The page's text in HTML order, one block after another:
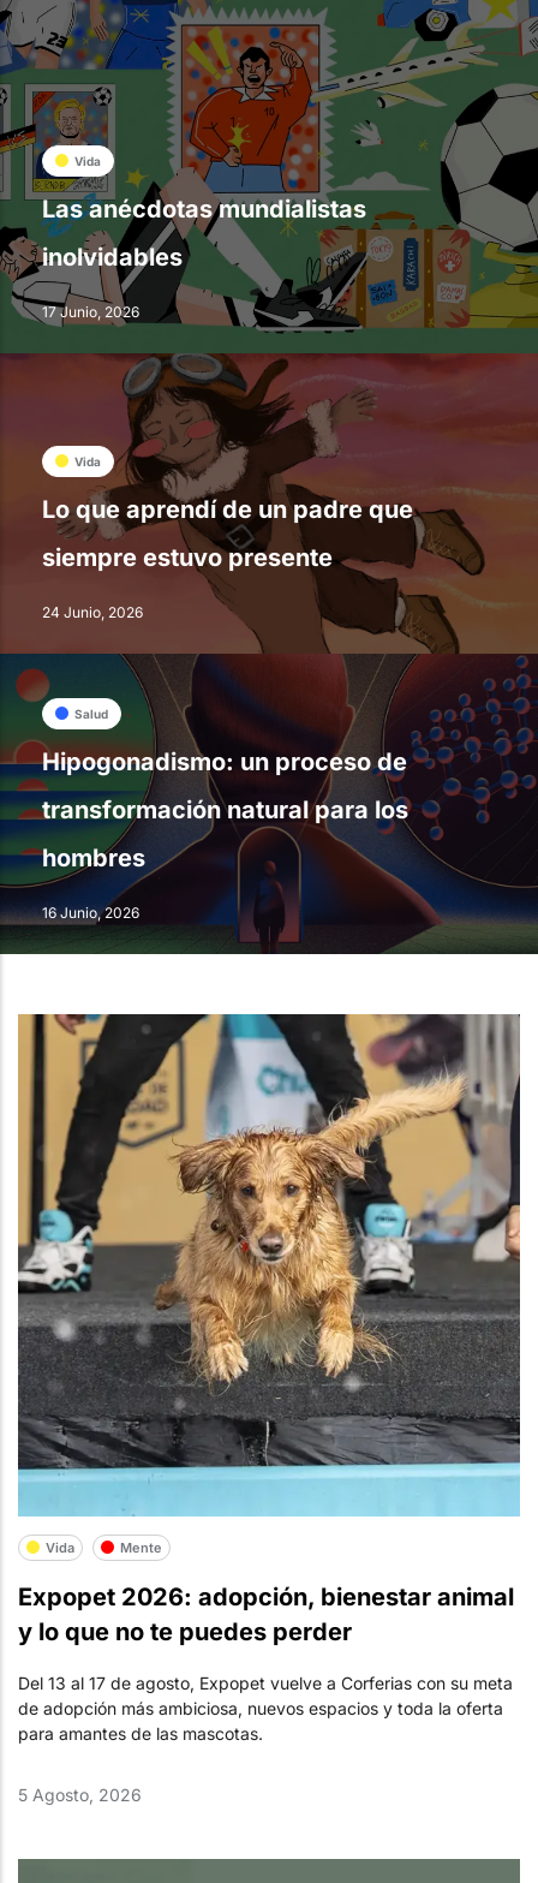
Vida
Las anécdotas mundialistas
inolvidables
17 Junio, 2026
Vida
Lo que aprendí de un padre que
siempre estuvo presente
24 Junio, 2026
Salud
Hipogonadismo: un proceso de
transformación natural para los
hombres
16 Junio, 2026
Vida Mente
Expopet 2026: adopción, bienestar animal
y lo que no te puedes perder
Del 13 al 17 de agosto, Expopet vuelve a Corferias con su meta
de adopción más ambiciosa, nuevos espacios y toda la oferta
para amantes de las mascotas.
5 Agosto, 2026